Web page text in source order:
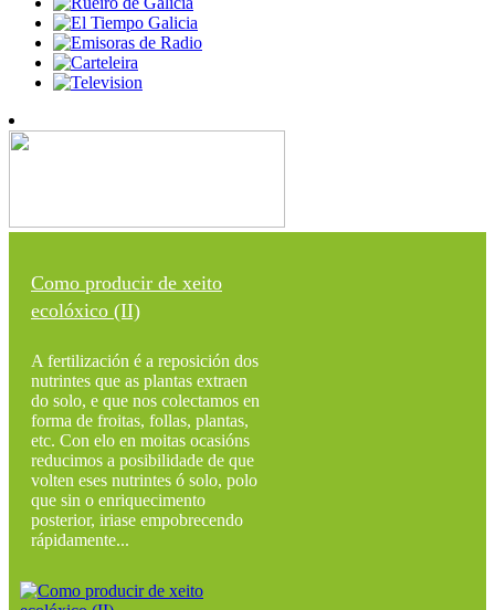
Como producir de xeito
ecolóxico (II)
A fertilización é a reposición dos
nutrintes que as plantas extraen
do solo, e que nos colectamos en
forma de froitas, follas, plantas,
etc. Con elo en moitas ocasións
reducimos a posibilidade de que
volten eses nutrintes ó solo, polo
que sin o enriquecimento
posterior, iriase empobrecendo
rápidamente...